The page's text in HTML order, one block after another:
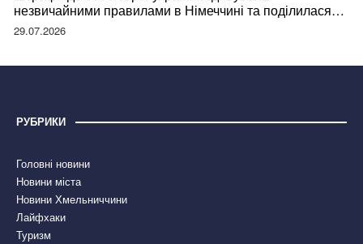
незвичайними правилами в Німеччині та поділилася
правдою
29.07.2026
РУБРИКИ
Головні новини
Новини міста
Новини Хмельниччини
Лайфхаки
Туризм